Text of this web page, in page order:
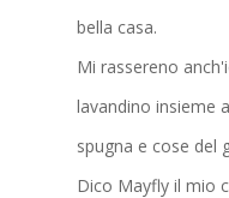
bella casa.
Mi rassereno
lavandino insieme
spugna e cose del
Dico Mayfly il mio